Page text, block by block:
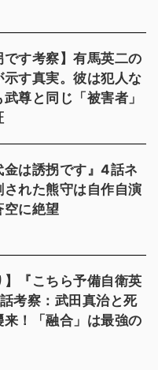
です考察】有馬英二の
示す真実。彼は犯人な
尊と同じ「被害者」
は誘拐です』4話ネ
れた熊守は自作自演
空に絶望
】『こちら予備自衛英
考察：武田真治と死
！「融合」は最強の